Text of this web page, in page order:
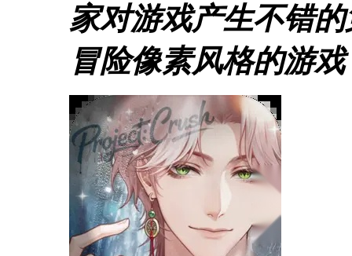
家对游戏产生不错
冒险像素风格的游